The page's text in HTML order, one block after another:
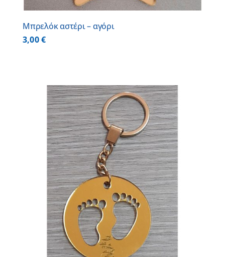
Μπρελόκ αστέρι – αγόρι
3,00€